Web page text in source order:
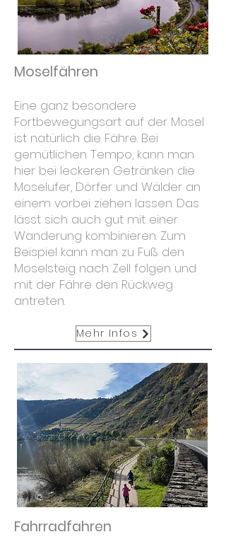
Moselfähren
Eine ganz besondere
Fortbewegungsart auf der Mosel
ist natürlich die Fähre. Bei
gemütlichen Tempo, kann man
hier bei leckeren Getränken die
Moselufer, Dörfer und Wälder an
einem vorbei ziehen lassen. Das
lässt sich auch gut mit einer
Wanderung kombinieren. Zum
Beispiel kann man zu Fuß den
Moselsteig nach Zell folgen und
mit der Fähre den Rückweg
antreten.
Mehr Infos
Fahrradfahren